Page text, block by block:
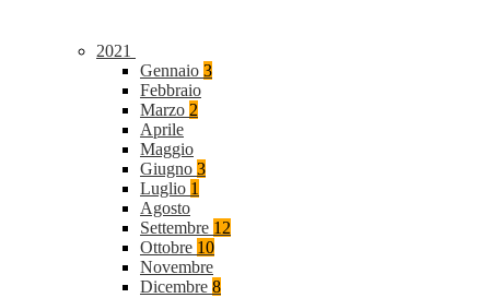
2021
Gennaio 3
Febbraio
Marzo 2
Aprile
Maggio
Giugno 3
Luglio 1
Agosto
Settembre 12
Ottobre 10
Novembre
Dicembre 8